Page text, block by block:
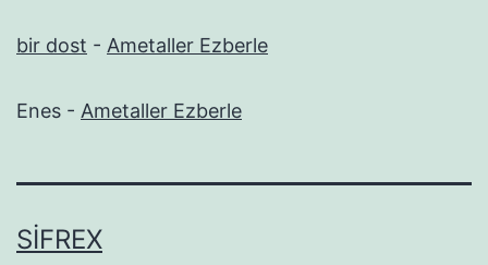
bir dost - Ametaller Ezberle
Enes - Ametaller Ezberle
SIFREX